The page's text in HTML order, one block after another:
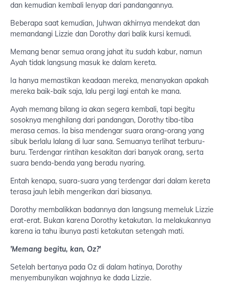
dan kemudian kembali lenyap dari pandangannya.
Beberapa saat kemudian, Juhwan akhirnya mendekat dan
memandangi Lizzie dan Dorothy dari balik kursi kemudi.
Memang benar semua orang jahat itu sudah kabur, namun
Ayah tidak langsung masuk ke dalam kereta.
Ia hanya memastikan keadaan mereka, menanyakan apakah
mereka baik-baik saja, lalu pergi lagi entah ke mana.
Ayah memang bilang ia akan segera kembali, tapi begitu
sosoknya menghilang dari pandangan, Dorothy tiba-tiba
merasa cemas. Ia bisa mendengar suara orang-orang yang
sibuk berlalu lalang di luar sana. Semuanya terlihat terburu-
buru. Terdengar rintihan kesakitan dari banyak orang, serta
suara benda-benda yang beradu nyaring.
Entah kenapa, suara-suara yang terdengar dari dalam kereta
terasa jauh lebih mengerikan dari biasanya.
Dorothy membalikkan badannya dan langsung memeluk Lizzie
erat-erat. Bukan karena Dorothy ketakutan. Ia melakukannya
karena ia tahu ibunya pasti ketakutan setengah mati.
'Memang begitu, kan, Oz?'
Setelah bertanya pada Oz di dalam hatinya, Dorothy
menyembunyikan wajahnya ke dada Lizzie.